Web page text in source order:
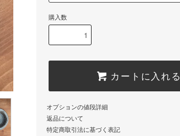
購入数
カートに入れる
オプションの値段詳細
返品について
特定商取引法に基づく表記